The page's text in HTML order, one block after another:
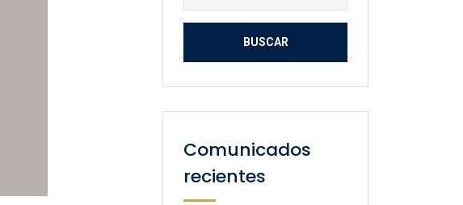
Comunicados
recientes